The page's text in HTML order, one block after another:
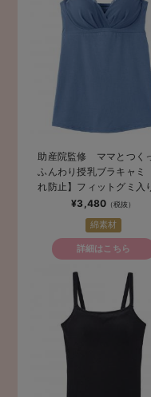
助産院監修 ママとつく
ふんわり授乳ブラキャミ
れ防止】フィットグミ入
【出産後も長く使える】
¥3,480
綿素材
詳細はこちら